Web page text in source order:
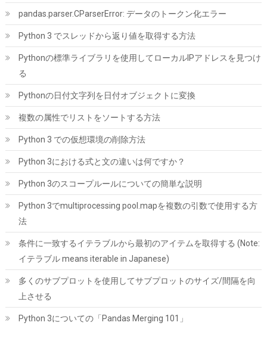
M.2 2280mm SSD両面ヒートシンク、PC / PS5用サーマルシリコ
ンパッド付きM.2 PCIE NVMe SSD (銀色)
こちら)
SYY サーマルペースト 3g CPUグリス カーボンベース 高性能 |
CPUペースト;ヒートシンク/IC/プロセッサ対応;熱インターフェー
ス素材;非導電;なめらか塗布
(5459792) GBP 3.31 (2026-08-09 04:05 GMT +09:00 時点 -
こちら
pandas.parser.CParserError: データのトークン化エラー
Python 3 でスレッドから返り値を取得する方法
Pythonの標準ライブラリを使用してローカルIPアドレスを見つけ
る
Pythonの日付文字列を日付オブジェクトに変換
複数の属性でリストをソートする方法
Python 3 での仮想環境の削除方法
Python 3における式と文の違いは何ですか？
Python 3のスコープルールについての簡単な説明
Python 3でmultiprocessing pool.mapを複数の引数で使用する方
法
条件に一致するイテラブルから最初のアイテムを取得する (Note:
イテラブル means iterable in Japanese)
多くのサブプロットを使用してサブプロットのサイズ/間隔を向
上させる
Python 3についての「Pandas Merging 101」